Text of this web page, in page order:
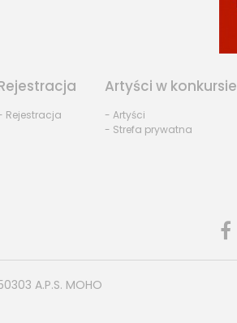
Rejestracja
Artyści w konkursie
- Artyści
- Strefa prywatna
A.P.S. MOHO